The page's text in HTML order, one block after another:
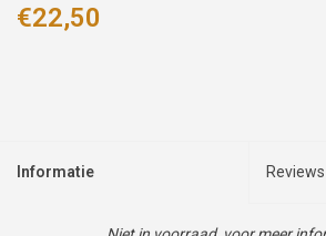
€22,50
Informatie Reviews